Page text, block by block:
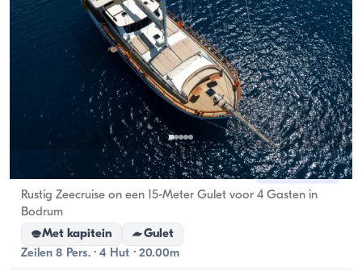
Bodrum, Muğla Nieuwe boot
Rustig Zeecruise on een 15-Meter Gulet voor 4 Gasten in
Bodrum
Met kapitein
Gulet
Zeilen 8 Pers. · 4 Hut · 20.00m